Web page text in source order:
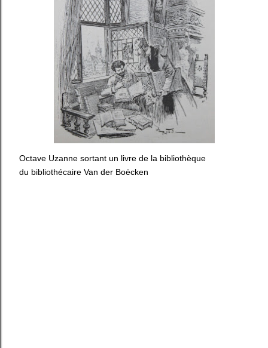
Octave Uzanne sortant un livre de la bibliothèque
du bibliothécaire Van der Boëcken